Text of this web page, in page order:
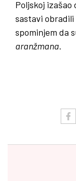
Poljskoj izašao
sastavi obradili
spominjem da
aranžmana.